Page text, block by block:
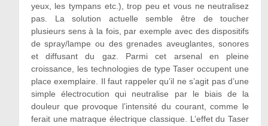
yeux, les tympans etc.), trop peu et vous ne neutralisez
pas. La solution actuelle semble être de toucher
plusieurs sens à la fois, par exemple avec des dispositifs
de spray/lampe ou des grenades aveuglantes, sonores
et diffusant du gaz. Parmi cet arsenal en pleine
croissance, les technologies de type Taser occupent une
place exemplaire. Il faut rappeler qu’il ne s’agit pas d’une
simple électrocution qui neutralise par le biais de la
douleur que provoque l’intensité du courant, comme le
ferait une matraque électrique classique. L’effet du Taser